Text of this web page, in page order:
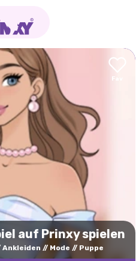
auf Prinxy spielen
Ankleiden Mode Puppe